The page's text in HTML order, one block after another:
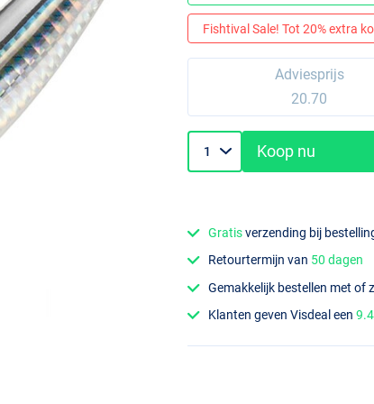
Fishtival Sale! Tot 20% extra
Adviesprijs
20.70
Koop nu
Gratisverzending bij
Retourtermijn van 50 dagen
Gemakkelijk bestellen met of
Klanten geven Visdeal een